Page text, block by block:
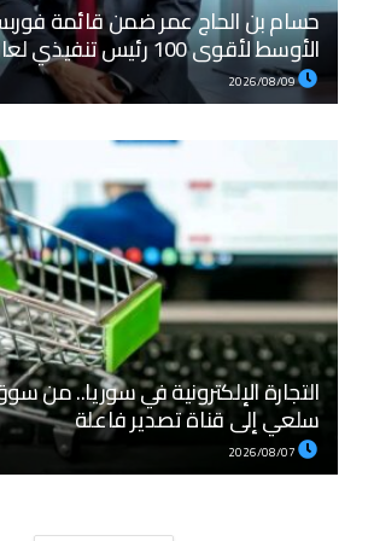
حسام بن الحاج عمر ضمن قائمة
الأوسط لأقوى 100 رئيس تنفيذي لعام 2026
2026/08/09
التجارة الإلكترونية في سوريا.. من
سلعي إلى قناة تصدير فاعلة